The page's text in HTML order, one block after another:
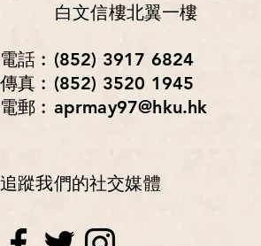
白文信樓北翼一樓
電話︰(852) 3917 6824
傳真︰(852) 3520 1945
電郵︰aprmay97@hku.hk
追蹤我們的社交媒體